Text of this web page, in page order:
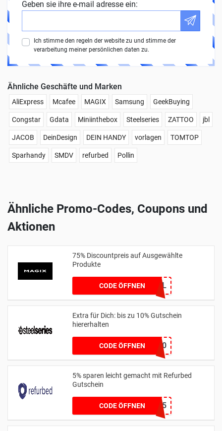
Geben sie ihre e-mail adresse ein:
Ich stimme den regeln der website zu und stimme der
verarbeitung meiner persönlichen daten zu.
Ähnliche Geschäfte und Marken
AliExpress Mcafee MAGIX Samsung GeekBuying
Congstar Gdata Miniinthebox Steelseries ZATTOO jbl
JACOB DeinDesign DEIN HANDY vorlagen TOMTOP
Sparhandy SMDV refurbed Pollin
Ähnliche Promo-Codes, Coupons und
Aktionen
75% Discountpreis auf Ausgewählte
Produkte
CODE ÖFFNENMGXNL
Extra für Dich: bis zu 10% Gutschein
hiererhalten
CODE ÖFFNEN
ALERABAT10
5% sparen leicht gemacht mit Refurbed
Gutschein
CODE ÖFFNENLAPTOP5